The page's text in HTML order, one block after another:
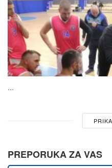
...
PREPORUKA ZA VAS